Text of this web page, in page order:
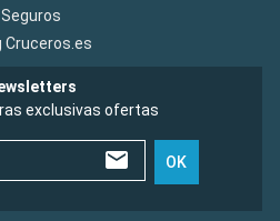
Seguros
Cruceros.es
exclusivas ofertas
OK